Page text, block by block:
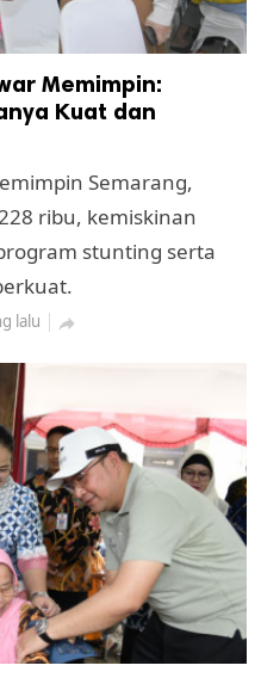
Memimpin:
Kuat dan
Semarang,
ribu, kemiskinan
stunting serta
lalu 